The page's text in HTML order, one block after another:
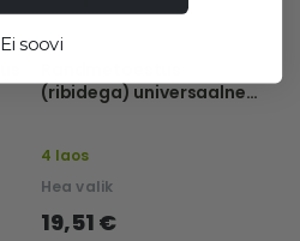
(ribidega) universaalne
4 laos
Hea valik
19,51 €
Ei soovi